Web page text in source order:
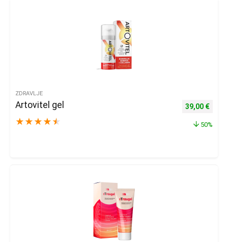
ZDRAVLJE
Artovitel gel
★ ★ ★ ★ ★
Izvorna
39,00 €
50%